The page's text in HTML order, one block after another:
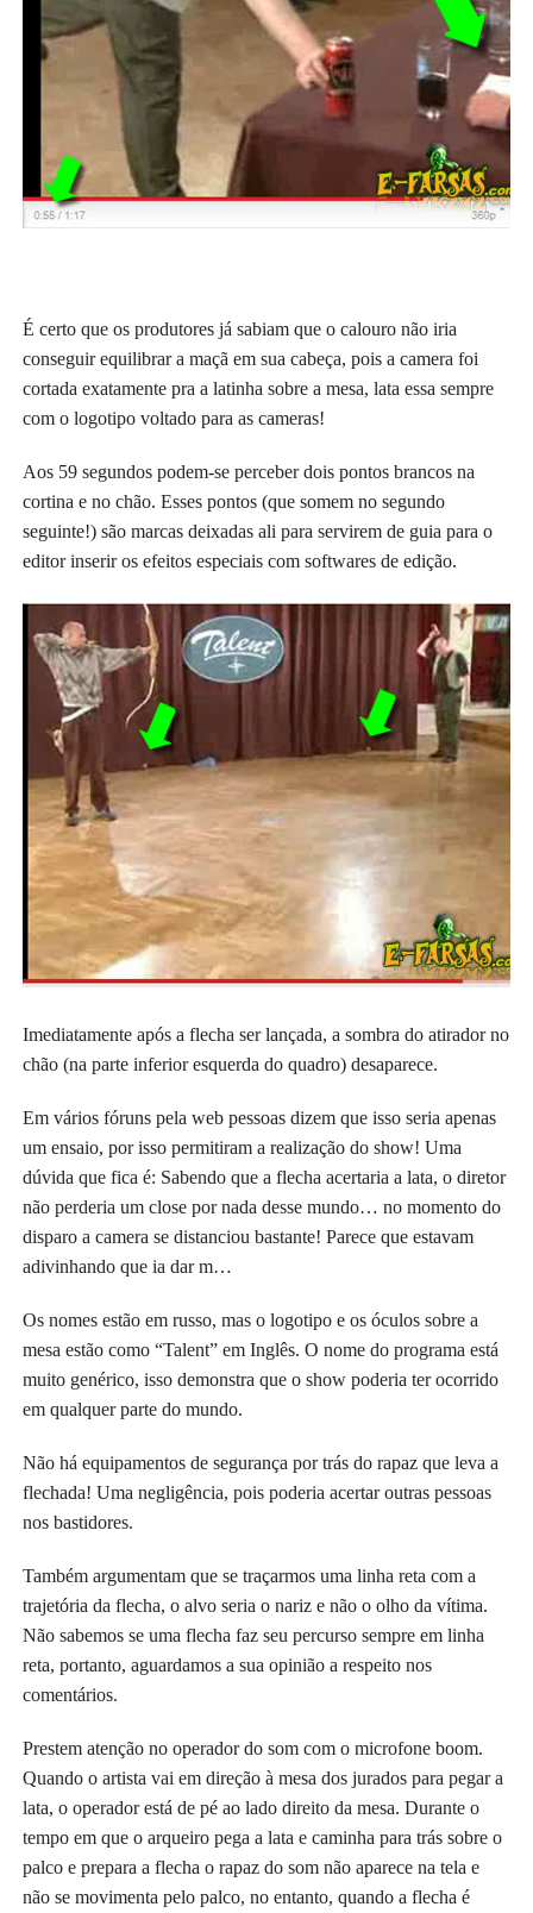
É certo que os produtores já sabiam que o calouro não iria
conseguir equilibrar a maçã em sua cabeça, pois a camera foi
cortada exatamente pra a latinha sobre a mesa, lata essa sempre
com o logotipo voltado para as cameras!
Aos 59 segundos podem-se perceber dois pontos brancos na
cortina e no chão. Esses pontos (que somem no segundo
seguinte!) são marcas deixadas ali para servirem de guia para o
editor inserir os efeitos especiais com softwares de edição.
Imediatamente após a flecha ser lançada, a sombra do atirador no
chão (na parte inferior esquerda do quadro) desaparece.
Em vários fóruns pela web pessoas dizem que isso seria apenas
um ensaio, por isso permitiram a realização do show! Uma
dúvida que fica é: Sabendo que a flecha acertaria a lata, o diretor
não perderia um close por nada desse mundo… no momento do
disparo a camera se distanciou bastante! Parece que estavam
adivinhando que ia dar m…
Os nomes estão em russo, mas o logotipo e os óculos sobre a
mesa estão como “Talent” em Inglês. O nome do programa está
muito genérico, isso demonstra que o show poderia ter ocorrido
em qualquer parte do mundo.
Não há equipamentos de segurança por trás do rapaz que leva a
flechada! Uma negligência, pois poderia acertar outras pessoas
nos bastidores.
Também argumentam que se traçarmos uma linha reta com a
trajetória da flecha, o alvo seria o nariz e não o olho da vítima.
Não sabemos se uma flecha faz seu percurso sempre em linha
reta, portanto, aguardamos a sua opinião a respeito nos
comentários.
Prestem atenção no operador do som com o microfone boom.
Quando o artista vai em direção à mesa dos jurados para pegar a
lata, o operador está de pé ao lado direito da mesa. Durante o
tempo em que o arqueiro pega a lata e caminha para trás sobre o
palco e prepara a flecha o rapaz do som não aparece na tela e
não se movimenta pelo palco, no entanto, quando a flecha é